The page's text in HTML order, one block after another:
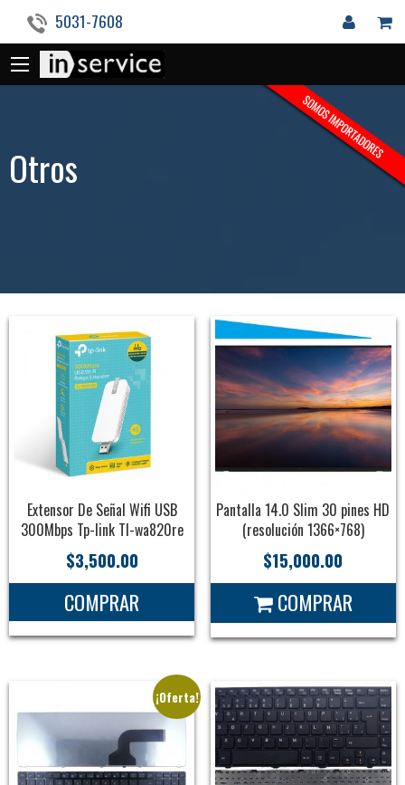
5031-7608
Otros
Extensor De Señal Wifi USB
300Mbps Tp-link Tl-wa820re
$3,500.00
COMPRAR
Pantalla 14.0 Slim 30 pines HD
(resolución 1366×768)
$15,000.00
COMPRAR
¡Oferta!